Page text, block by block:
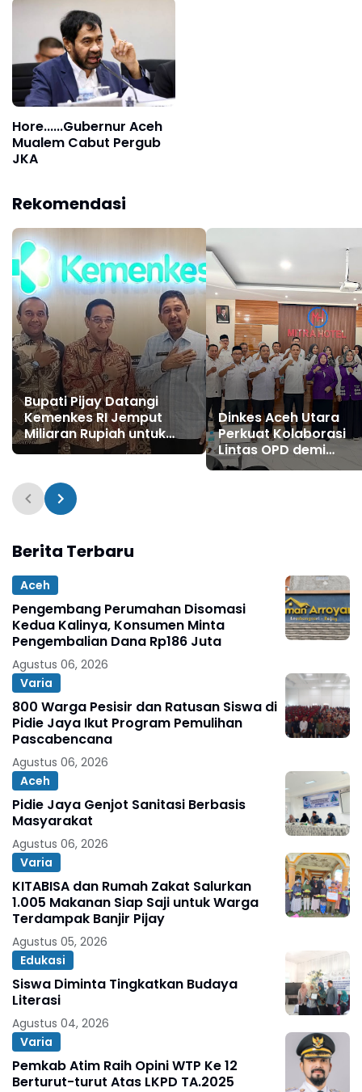
Hore......Gubernur Aceh
Mualem Cabut Pergub
JKA
Rekomendasi
Bupati Pijay Datangi
Kemenkes RI Jemput
Miliaran Rupiah untuk
Bangun Layanan
Dinkes Aceh Utara
Perkuat Kolaborasi
Lintas OPD demi
Transformasi
Berita Terbaru
Aceh
Pengembang Perumahan Disomasi
Kedua Kalinya, Konsumen Minta
Pengembalian Dana Rp186 Juta
Agustus 06, 2026
Varia
800 Warga Pesisir dan Ratusan Siswa di
Pidie Jaya Ikut Program Pemulihan
Pascabencana
Agustus 06, 2026
Aceh
Pidie Jaya Genjot Sanitasi Berbasis
Masyarakat
Agustus 06, 2026
Varia
KITABISA dan Rumah Zakat Salurkan
1.005 Makanan Siap Saji untuk Warga
Terdampak Banjir Pijay
Agustus 05, 2026
Edukasi
Siswa Diminta Tingkatkan Budaya
Literasi
Agustus 04, 2026
Varia
Pemkab Atim Raih Opini WTP Ke 12
Berturut-turut Atas LKPD TA.2025